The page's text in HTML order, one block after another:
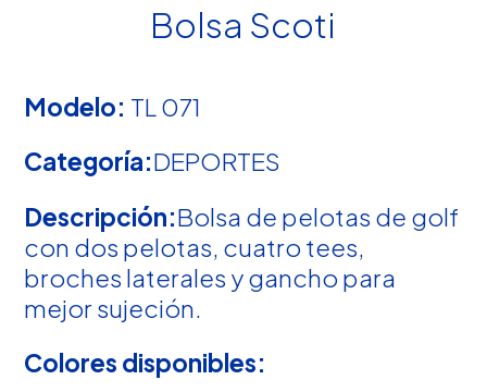
Bolsa Scoti
Modelo: TL 071
Categoría:DEPORTES
Descripción:Bolsa de pelotas de golf
con dos pelotas, cuatro tees,
broches laterales y gancho para
mejor sujeción.
Colores disponibles: